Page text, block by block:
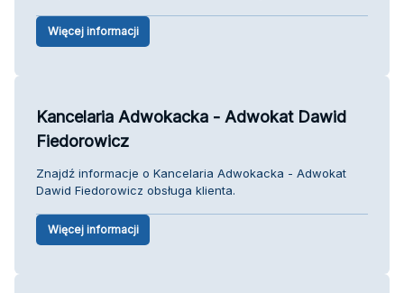
Więcej informacji
Kancelaria Adwokacka - Adwokat Dawid
Fiedorowicz
Znajdź informacje o Kancelaria Adwokacka - Adwokat
Dawid Fiedorowicz obsługa klienta.
Więcej informacji